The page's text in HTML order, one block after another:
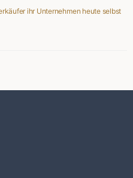
ihr Unternehmen heute selbst